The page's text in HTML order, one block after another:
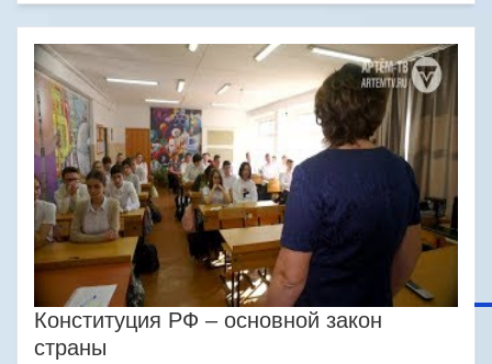
Конституция РФ – основной закон
страны